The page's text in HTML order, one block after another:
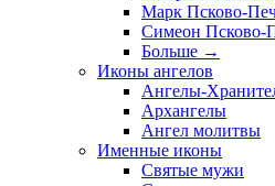
Марк Псково-
Симеон Псково-
Больше →
Иконы ангелов
Ангелы-
Архангелы
Ангел молитвы
Именные иконы
Святые мужи